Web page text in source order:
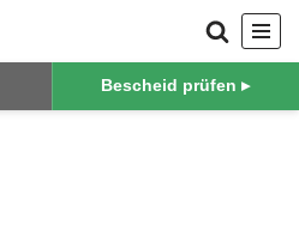
Bescheid prüfen ▸